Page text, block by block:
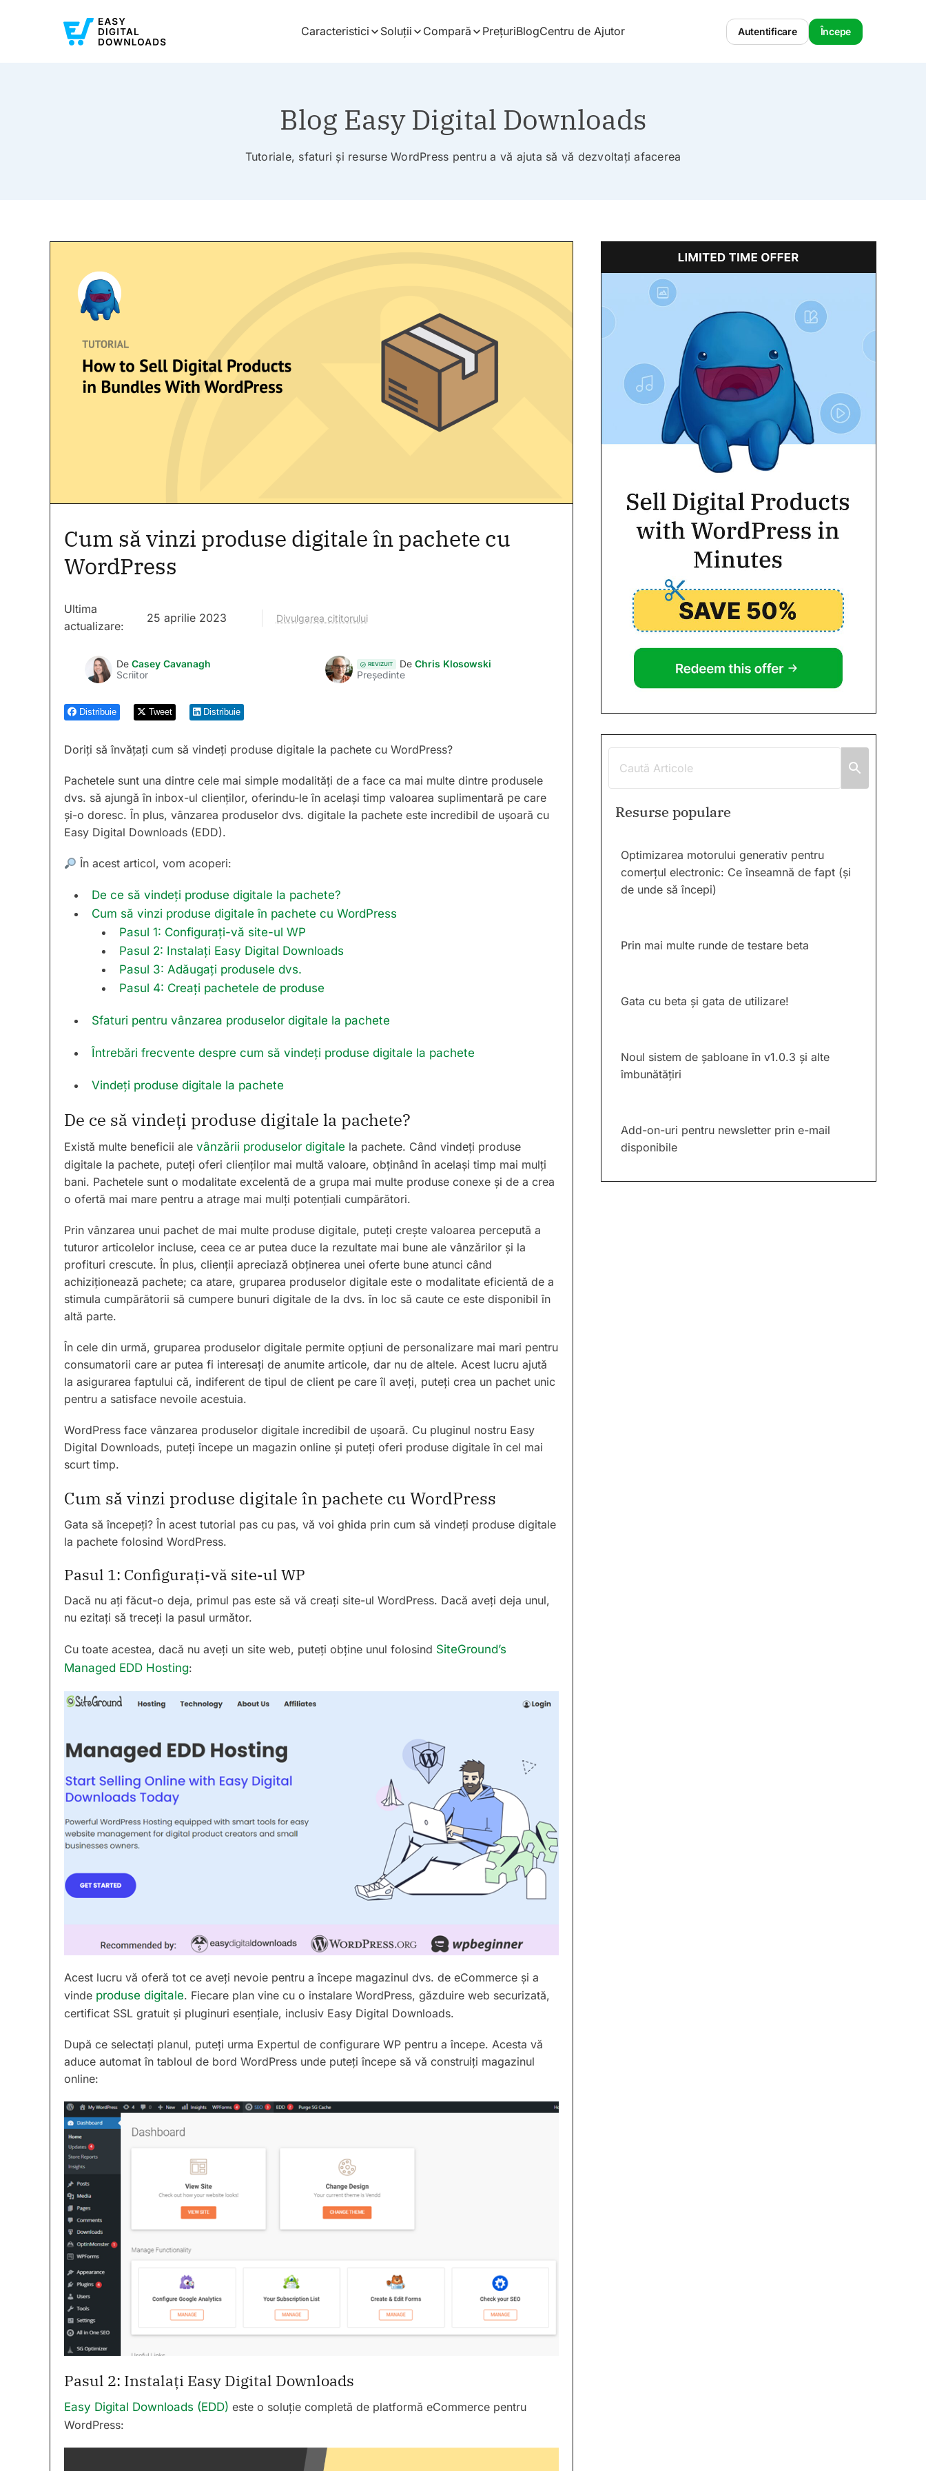
Caracteristici Soluții Compară PrețuriBlogCentru de Ajutor Autentificare Începe
Blog Easy Digital Downloads
Tutoriale, sfaturi și resurse WordPress pentru a vă ajuta să vă dezvoltați afacerea
Cum să vinzi produse digitale în pachete cu
WordPress
Ultima
actualizare:
25 aprilie 2023 Divulgarea cititorului
De Casey Cavanagh
Scriitor
REVIZUIT De Chris Klosowski
Președinte
Distribuie Tweet Distribuie
Doriți să învățați cum să vindeți produse digitale la pachete cu WordPress?
Pachetele sunt una dintre cele mai simple modalități de a face ca mai multe dintre produsele
dvs. să ajungă în inbox-ul clienților, oferindu-le în același timp valoarea suplimentară pe care
și-o doresc. În plus, vânzarea produselor dvs. digitale la pachete este incredibil de ușoară cu
Easy Digital Downloads (EDD).
În acest articol, vom acoperi:
De ce să vindeți produse digitale la pachete?
Cum să vinzi produse digitale în pachete cu WordPress
Pasul 1: Configurați-vă site-ul WP
Pasul 2: Instalați Easy Digital Downloads
Pasul 3: Adăugați produsele dvs.
Pasul 4: Creați pachetele de produse
Sfaturi pentru vânzarea produselor digitale la pachete
Întrebări frecvente despre cum să vindeți produse digitale la pachete
Vindeți produse digitale la pachete
De ce să vindeți produse digitale la pachete?
Există multe beneficii ale vânzării produselor digitale la pachete. Când vindeți produse
digitale la pachete, puteți oferi clienților mai multă valoare, obținând în același timp mai mulți
bani. Pachetele sunt o modalitate excelentă de a grupa mai multe produse conexe și de a crea
o ofertă mai mare pentru a atrage mai mulți potențiali cumpărători.
Prin vânzarea unui pachet de mai multe produse digitale, puteți crește valoarea percepută a
tuturor articolelor incluse, ceea ce ar putea duce la rezultate mai bune ale vânzărilor și la
profituri crescute. În plus, clienții apreciază obținerea unei oferte bune atunci când
achiziționează pachete; ca atare, gruparea produselor digitale este o modalitate eficientă de a
stimula cumpărătorii să cumpere bunuri digitale de la dvs. în loc să caute ce este disponibil în
altă parte.
În cele din urmă, gruparea produselor digitale permite opțiuni de personalizare mai mari pentru
consumatorii care ar putea fi interesați de anumite articole, dar nu de altele. Acest lucru ajută
la asigurarea faptului că, indiferent de tipul de client pe care îl aveți, puteți crea un pachet unic
pentru a satisface nevoile acestuia.
WordPress face vânzarea produselor digitale incredibil de ușoară. Cu pluginul nostru Easy
Digital Downloads, puteți începe un magazin online și puteți oferi produse digitale în cel mai
scurt timp.
Cum să vinzi produse digitale în pachete cu WordPress
Gata să începeți? În acest tutorial pas cu pas, vă voi ghida prin cum să vindeți produse digitale
la pachete folosind WordPress.
Pasul 1: Configurați-vă site-ul WP
Dacă nu ați făcut-o deja, primul pas este să vă creați site-ul WordPress. Dacă aveți deja unul,
nu ezitați să treceți la pasul următor.
Cu toate acestea, dacă nu aveți un site web, puteți obține unul folosind SiteGround’s
Managed EDD Hosting:
Acest lucru vă oferă tot ce aveți nevoie pentru a începe magazinul dvs. de eCommerce și a
vinde produse digitale. Fiecare plan vine cu o instalare WordPress, găzduire web securizată,
certificat SSL gratuit și pluginuri esențiale, inclusiv Easy Digital Downloads.
După ce selectați planul, puteți urma Expertul de configurare WP pentru a începe. Acesta vă
aduce automat în tabloul de bord WordPress unde puteți începe să vă construiți magazinul
online:
Pasul 2: Instalați Easy Digital Downloads
Easy Digital Downloads (EDD) este o soluție completă de platformă eCommerce pentru
WordPress:
Resurse populare
Optimizarea motorului generativ pentru
comerțul electronic: Ce înseamnă de fapt (și
de unde să începi)
Prin mai multe runde de testare beta
Gata cu beta și gata de utilizare!
Noul sistem de șabloane în v1.0.3 și alte
îmbunătățiri
Add-on-uri pentru newsletter prin e-mail
disponibile